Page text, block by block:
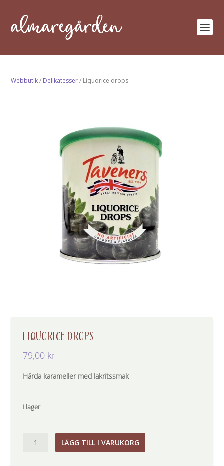
Webbutik/ Delikatesser/ Liquorice drops
LIQUORICE DROPS
79,00 kr
Hårda karameller med lakritssmak
I lager
Liquorice
LÄGG TILL I VARUKORG